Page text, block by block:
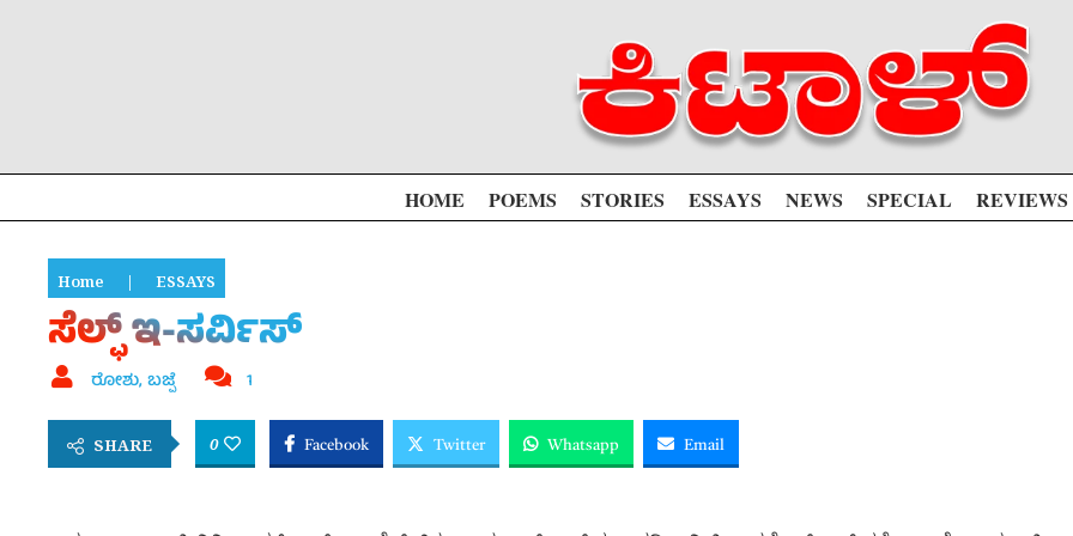
HOME POEMS STORIES ESSAYS NEWS SPECIAL REVIEWS
Home | ESSAYS
ಸೆಲ್ಫ್ ಇ-ಸರ್ವಿಸ್
ರೋಶು, ಬಜ್ಪೆ 1
SHARE 0 Facebook Twitter Whatsapp Email